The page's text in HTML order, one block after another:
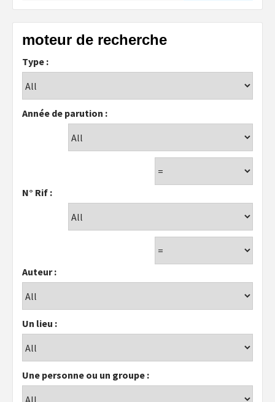
moteur de recherche
Type :
Année de parution :
N° Rif :
Auteur :
Un lieu :
Une personne ou un groupe :